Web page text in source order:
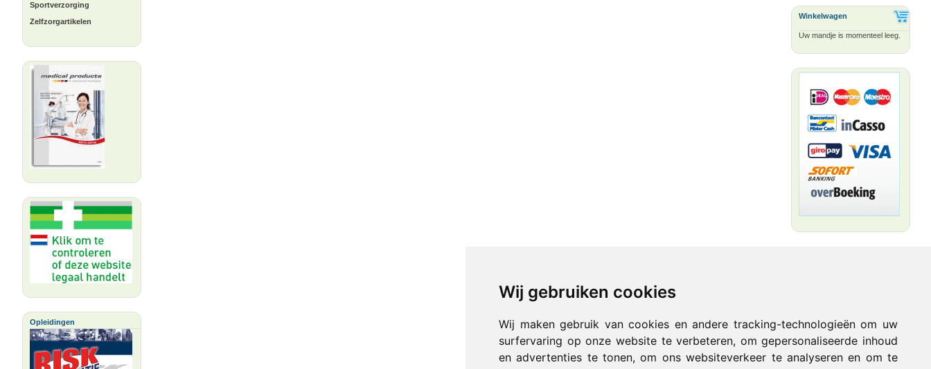
Wij gebruiken cookies
Wij maken gebruik van cookies en andere tracking-technologieën om uw
surfervaring op onze website te verbeteren, om gepersonaliseerde inhoud
en advertenties te tonen, om ons websiteverkeer te analyseren en om te
Sportverzorging
Zelfzorgartikelen
Opleidingen
Winkelwagen
Uw mandje is momenteel leeg.